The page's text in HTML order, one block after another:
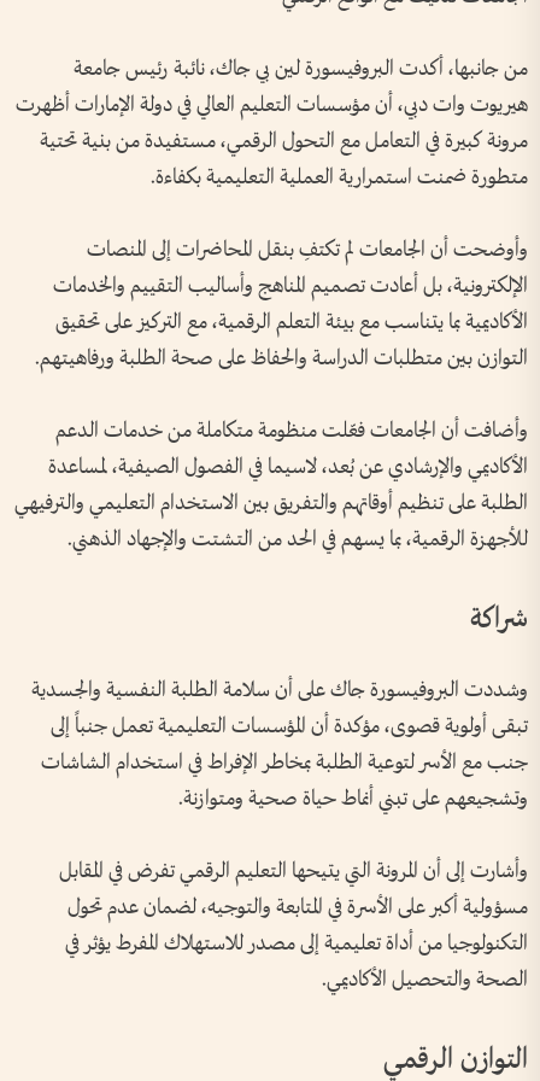
من جانبها، أكدت البروفيسورة لين بي جاك، نائبة رئيس جامعة
هيريوت وات دبي، أن مؤسسات التعليم العالي في دولة الإمارات أظهرت
مرونة كبيرة في التعامل مع التحول الرقمي، مستفيدة من بنية تحتية
متطورة ضمنت استمرارية العملية التعليمية بكفاءة.
وأوضحت أن الجامعات لم تكتفِ بنقل المحاضرات إلى المنصات
الإلكترونية، بل أعادت تصميم المناهج وأساليب التقييم والخدمات
الأكاديمية بما يتناسب مع بيئة التعلم الرقمية، مع التركيز على تحقيق
التوازن بين متطلبات الدراسة والحفاظ على صحة الطلبة ورفاهيتهم.
وأضافت أن الجامعات فعّلت منظومة متكاملة من خدمات الدعم
الأكاديمي والإرشادي عن بُعد، لاسيما في الفصول الصيفية، لمساعدة
الطلبة على تنظيم أوقاتهم والتفريق بين الاستخدام التعليمي والترفيهي
للأجهزة الرقمية، بما يسهم في الحد من التشتت والإجهاد الذهني.
شراكة
وشددت البروفيسورة جاك على أن سلامة الطلبة النفسية والجسدية
تبقى أولوية قصوى، مؤكدة أن المؤسسات التعليمية تعمل جنباً إلى
جنب مع الأسر لتوعية الطلبة بمخاطر الإفراط في استخدام الشاشات
وتشجيعهم على تبني أنماط حياة صحية ومتوازنة.
وأشارت إلى أن المرونة التي يتيحها التعليم الرقمي تفرض في المقابل
مسؤولية أكبر على الأسرة في المتابعة والتوجيه، لضمان عدم تحول
التكنولوجيا من أداة تعليمية إلى مصدر للاستهلاك المفرط يؤثر في
الصحة والتحصيل الأكاديمي.
التوازن الرقمي